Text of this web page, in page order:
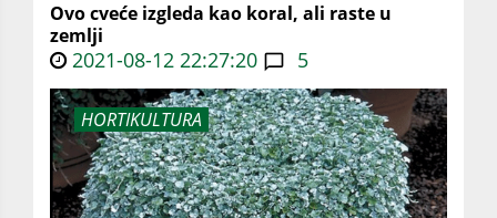
Ovo cveće izgleda kao koral, ali raste u
zemlji
2021-08-12 22:27:20 5
HORTIKULTURA